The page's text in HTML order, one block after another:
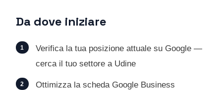
Da dove iniziare
Verifica la tua posizione attuale su Google —
cerca il tuo settore a Udine
Ottimizza la scheda Google Business